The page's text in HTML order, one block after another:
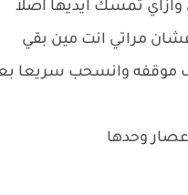
تمسك ايديها اصلا
مراتي انت مين بقي
وانسحب سريعا بعد
وحدها